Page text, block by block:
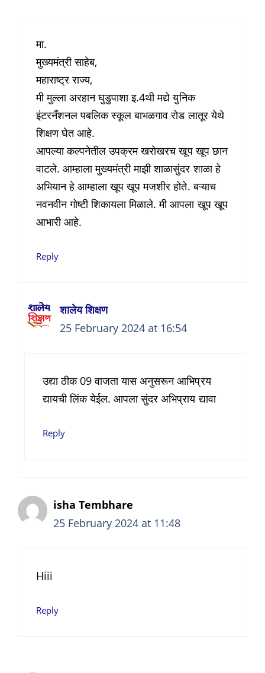
मा.
मुख्यमंत्री साहेब,
महाराष्ट्र राज्य,
मी मुल्ला अरहान घुडुपाशा इ.4थी मद्ये युनिक
इंटरनँशनल पबलिक स्कूल बाभळगाव रोड लातूर येथे
शिक्षण घेत आहे.
आपल्या कल्पनेतील उपक्रम खरोखरच खूप खूप छान
वाटले. आम्हाला मुख्यमंत्री माझी शाळासुंदर शाळा हे
अभियान हे आम्हाला खूप खूप मजशीर होते. बऱ्याच
नवनवीन गोष्टी शिकायला मिळाले. मी आपला खूप खूप
आभारी आहे.
Reply
शालेय शिक्षण
25 February 2024 at 16:54
उद्या ठीक 09 वाजता यास अनुसरून आभिप्रय
द्यायची लिंक येईल. आपला सुंदर अभिप्राय द्यावा
Reply
isha Tembhare
25 February 2024 at 11:48
Hiii
Reply